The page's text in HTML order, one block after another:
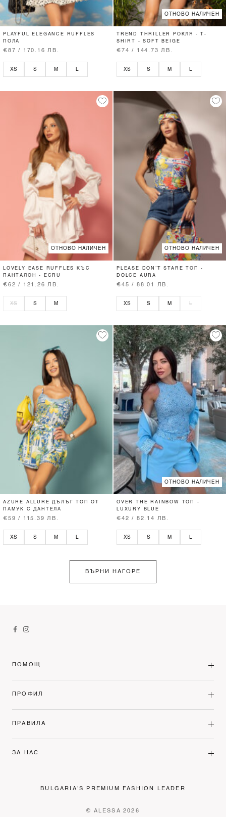
PLAYFUL ELEGANCE RUFFLES
ПОЛА
€87 / 170.16 ЛВ.
XS S M L
ОТНОВО НАЛИЧЕН
TREND THRILLER РОКЛЯ - T-
SHIRT - SOFT BEIGE
€74 / 144.73 ЛВ.
XS S M L
ОТНОВО НАЛИЧЕН
LOVELY EASE RUFFLES КЪС
ПАНТАЛОН - ECRU
€62 / 121.26 ЛВ.
XS S M
ОТНОВО НАЛИЧЕН
PLEASE DON’T STARE ТОП -
DOLCE AURA
€45 / 88.01 ЛВ.
XS S M L
AZURE ALLURE ДЪЛЪГ ТОП ОТ
ПАМУК С ДАНТЕЛА
€59 / 115.39 ЛВ.
XS S M L
ОТНОВО НАЛИЧЕН
OVER THE RAINBOW ТОП -
LUXURY BLUE
€42 / 82.14 ЛВ.
XS S M L
ВЪРНИ НАГОРЕ
ПОМОЩ
ПРОФИЛ
ПРАВИЛА
ЗА НАС
BULGARIA'S PREMIUM FASHION LEADER
© ALESSA 2026